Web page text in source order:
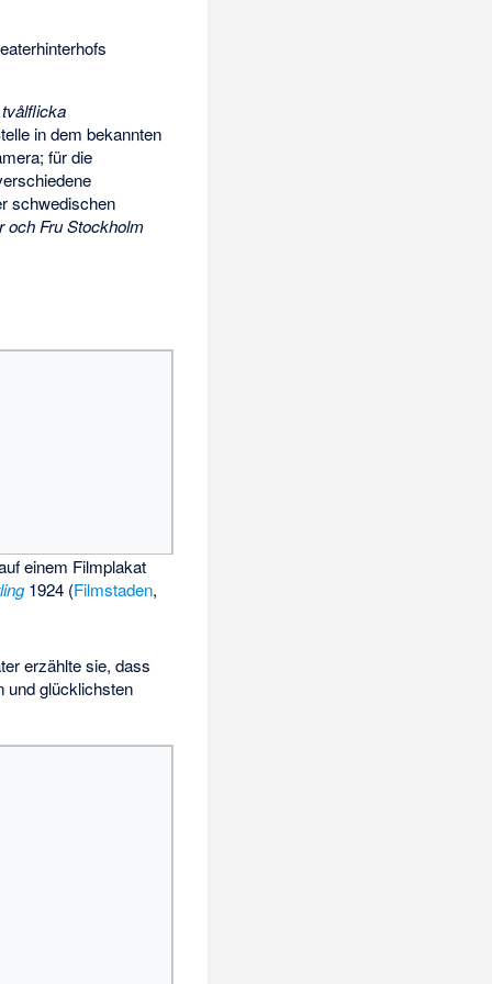
tvålflicka
in dem bekannten
für die
schwedischen
och Fru Stockholm
einem Filmplakat
1924 (Filmstaden,
erzählte sie, dass
und glücklichsten